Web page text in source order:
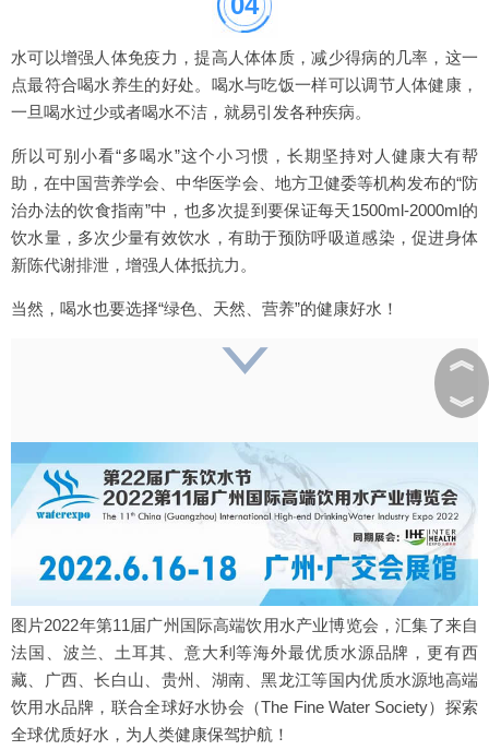
水可以增强人体免疫力，提高人体体质，减少得病的几率，这一
点最符合喝水养生的好处。喝水与吃饭一样可以调节人体健康，
一旦喝水过少或者喝水不洁，就易引发各种疾病。
所以可别小看“多喝水”这个小习惯，长期坚持对人健康大有帮
助，在中国营养学会、中华医学会、地方卫健委等机构发布的“防
治办法的饮食指南”中，也多次提到要保证每天1500ml-2000ml的
饮水量，多次少量有效饮水，有助于预防呼吸道感染，促进身体
新陈代谢排泄，增强人体抵抗力。
当然，喝水也要选择“绿色、天然、营养”的健康好水！
图片2022年第11届广州国际高端饮用水产业博览会，汇集了来自
法国、波兰、土耳其、意大利等海外最优质水源品牌，更有西
藏、广西、长白山、贵州、湖南、黑龙江等国内优质水源地高端
饮用水品牌，联合全球好水协会（The Fine Water Society）探索
全球优质好水，为人类健康保驾护航！
︽
︾